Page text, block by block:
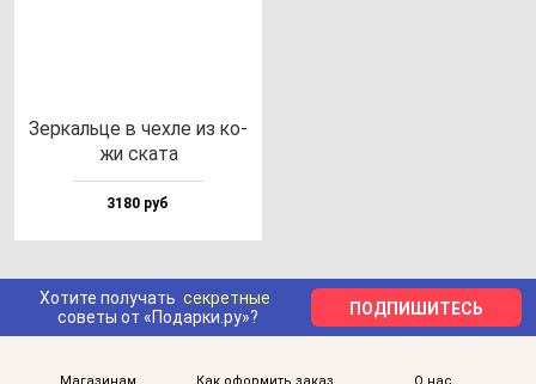
Зер­каль­це в чех­ле из ко­
жи ска­та
3180 руб
Хотите получать секретные
советы от «Подарки.ру»?
ПОДПИШИТЕСЬ